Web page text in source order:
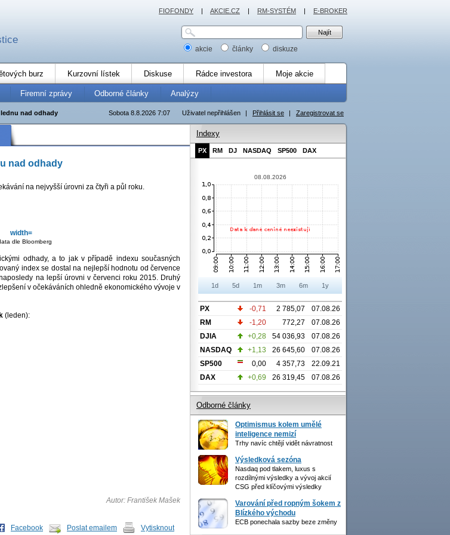
akcie články diskuze
burz Kurzovní lístek Diskuse Rádce investora Moje akcie
Firemní zprávy Odborné články Analýzy
Uživatel nepřihlášen | Přihlásit se | Zaregistrovat se
Sobota 8.8.2026 7:07
nad odhady
nad odhady
na nejvyšší úrovni za čtyři a půl roku.
dle Bloomberg
odhady, a to jak v případě indexu současných
index se dostal na nejlepší hodnotu od července
na lepší úrovni v červenci roku 2015. Druhý
v očekáváních ohledně ekonomického vývoje v
(leden):
Autor: František Mašek
Facebook Poslat emailem Vytisknout
Indexy
PX RM DJ NASDAQ SP500 DAX
08.08.2026
1d 5d 1m 3m 6m 1y
PX -0,71 2 785,07
07.08.26
RM
-1,20 772,27
07.08.26
DJIA
+0,28 54 036,93
07.08.26
NASDAQ
+1,13 26 645,60
07.08.26
SP500
0,00 4 357,73
22.09.21
DAX
+0,69 26 319,45 07.08.26
Odborné články
Optimismus kolem umělé
inteligence nemizí
Trhy navíc chtějí vidět návratnost
Výsledková sezóna
Nasdaq pod tlakem, luxus s
rozdílnými výsledky a vývoj akcií
CSG před klíčovými výsledky
Varování před ropným šokem z
Blízkého východu
ECB ponechala sazby beze změny
FIOFONDY | AKCIE.CZ | RM-SYSTÉM | E-BROKER